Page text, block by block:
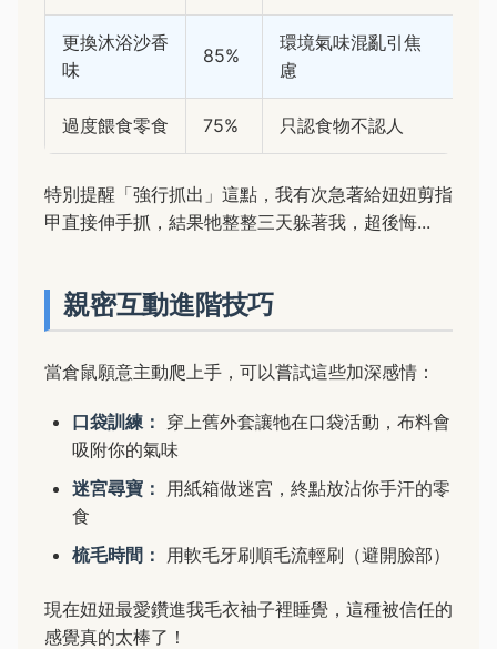
更換沐浴沙香
味
85%
環境氣味混亂引焦
慮
過度餵食零食 75% 只認食物不認人
特別提醒「強行抓出」這點，我有次急著給妞妞剪指
甲直接伸手抓，結果牠整整三天躲著我，超後悔...
親密互動進階技巧
當倉鼠願意主動爬上手，可以嘗試這些加深感情：
口袋訓練： 穿上舊外套讓牠在口袋活動，布料會
吸附你的氣味
迷宮尋寶：
用紙箱做迷宮，終點放沾你手汗的零
食
梳毛時間：
用軟毛牙刷順毛流輕刷（避開臉部）
現在妞妞最愛鑽進我毛衣袖子裡睡覺，這種被信任的
感覺真的太棒了！